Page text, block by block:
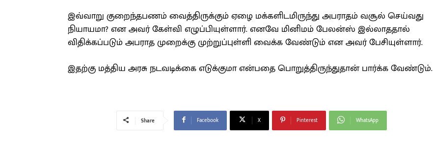
இவ்வாறு குறைந்தபணம் வைத்திருக்கும் ஏழை மக்களிடமிருந்து அபராதம் வசூல் செய்வது
நியாயமா? என அவர் கேள்வி எழுப்பியுள்ளார். எனவே மினிமம் பேலன்ஸ் இல்லாததால்
விதிக்கப்படும் அபராத முறைக்கு முற்றுப்புள்ளி வைக்க வேண்டும் என அவர் பேசியுள்ளார்.
இதற்கு மத்திய அரசு நடவடிக்கை எடுக்குமா என்பதை பொறுத்திருந்துதான் பார்க்க வேண்டும்.
Share Facebook X Pinterest WhatsApp